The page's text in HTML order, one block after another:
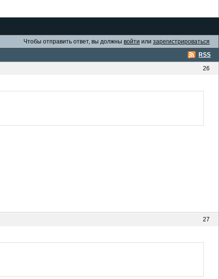
Чтобы отправить ответ, вы должны войти или зарегистрироваться
RSS
26
27